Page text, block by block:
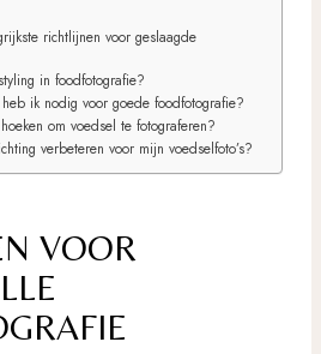
richtlijnen voor geslaagde
in foodfotografie?
ik nodig voor goede foodfotografie?
om voedsel te fotograferen?
verbeteren voor mijn voedselfoto’s?
VOOR